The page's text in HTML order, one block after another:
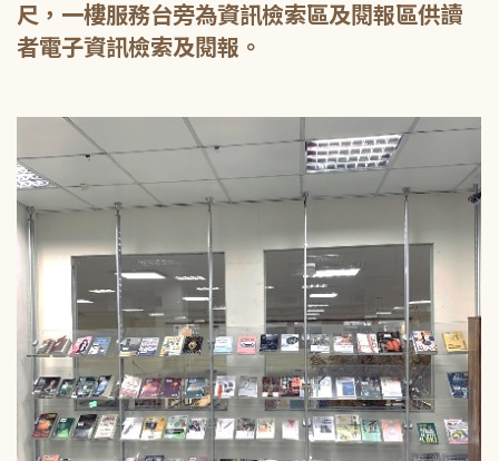
尺，一樓服務台旁為資訊檢索區及閱報區供讀
者電子資訊檢索及閱報。